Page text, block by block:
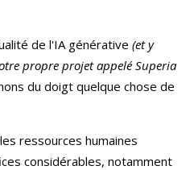
de l'IA générative (et y
propre projet appelé Superia
du doigt quelque chose de
ressources humaines
considérables, notamment